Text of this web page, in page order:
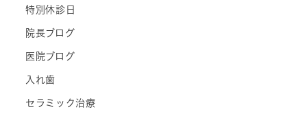
特別休診日
院長ブログ
医院ブログ
入れ歯
セラミック治療